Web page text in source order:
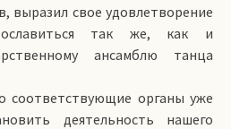
выразил свое удовлетворение
так же, как и
ансамблю танца
соответствующие органы уже
деятельность нашего